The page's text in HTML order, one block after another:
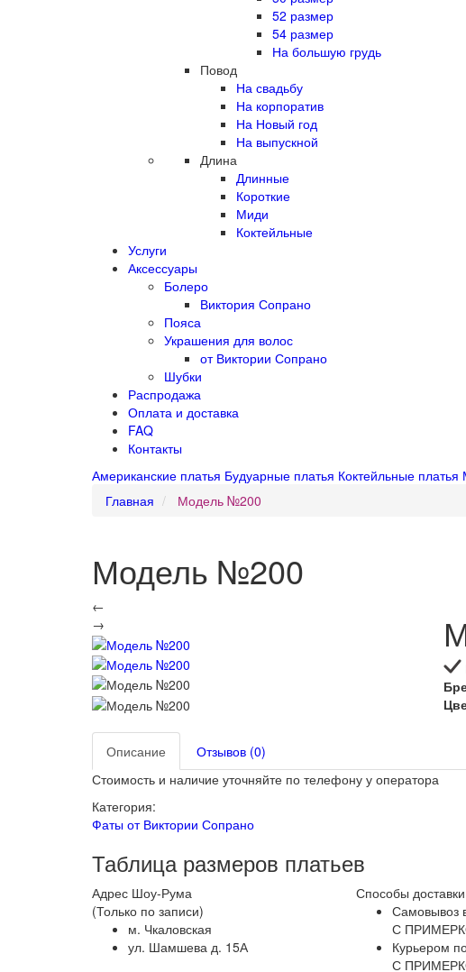
52 размер
54 размер
На большую грудь
Повод
На свадьбу
На корпоратив
На Новый год
На выпускной
Длина
Длинные
Короткие
Миди
Коктейльные
Услуги
Аксессуары
Болеро
Виктория Сопрано
Пояса
Украшения для волос
от Виктории Сопрано
Шубки
Распродажа
Оплата и доставка
FAQ
Контакты
Американские платья Будуарные платья Коктейльные платья
Главная
Модель №200
Модель №200
←
→
Описание
Отзывов (0)
Стоимость и наличие уточняйте по телефону у оператора
Категория:
Фаты от Виктории Сопрано
Таблица размеров платьев
Адрес Шоу-Рума
(Только по записи)
м. Чкаловская
ул. Шамшева д. 15А
Способы доставки
Самовывоз
С
Курьером
С